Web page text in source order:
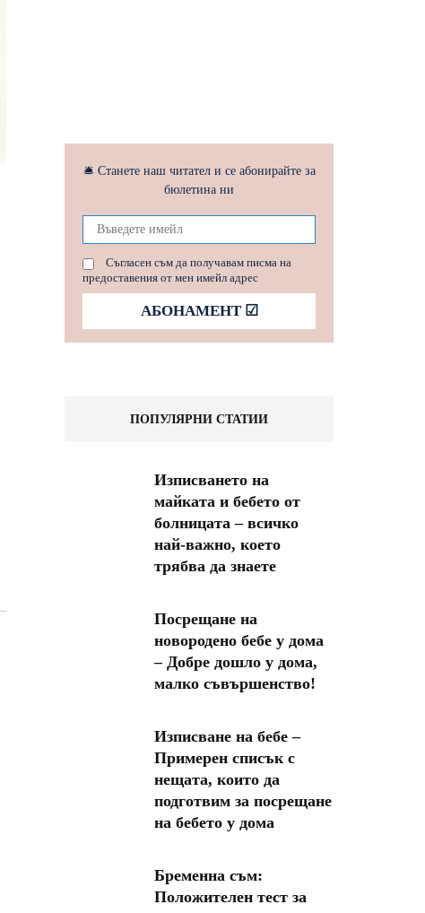
🛎 Станете наш читател и се абонирайте за
бюлетина ни
Съгласен съм да получавам писма на
предоставения от мен имейл адрес
ПОПУЛЯРНИ СТАТИИ
Изписването на
майката и бебето от
болницата – всичко
най-важно, което
трябва да знаете
Посрещане на
новородено бебе у дома
– Добре дошло у дома,
малко съвършенство!
Изписване на бебе –
Примерен списък с
нещата, които да
подготвим за посрещане
на бебето у дома
Бременна съм:
Положителен тест за